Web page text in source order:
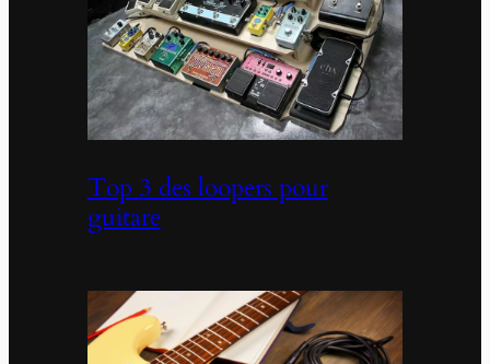
Top 3 des loopers pour
guitare